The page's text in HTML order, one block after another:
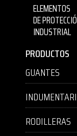
ELEMENTOS
DE
INDUSTRIAL
PRODUCTOS
GUANTES
RODILLERAS